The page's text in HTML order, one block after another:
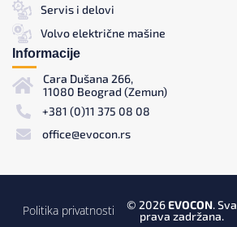
Servis i delovi
Volvo električne mašine
Informacije
Cara Dušana 266,
11080 Beograd (Zemun)
+381 (0)11 375 08 08
office@evocon.rs
Politika privatnosti © 2026EVOCON. Sva
prava zadržana.